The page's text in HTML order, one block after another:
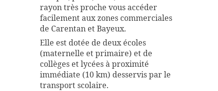
rayon très proche vous accéder
facilement aux zones commerciales
de Carentan et Bayeux.
Elle est dotée de deux écoles
(maternelle et primaire) et de
collèges et lycées à proximité
immédiate (10 km) desservis par le
transport scolaire.